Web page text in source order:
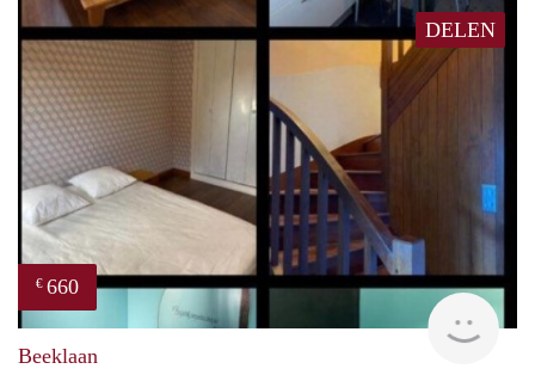
DELEN
€ 660
Beeklaan